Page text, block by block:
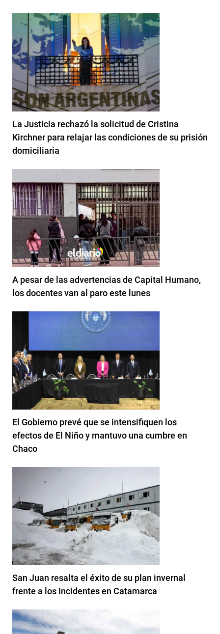
La Justicia rechazó la solicitud de Cristina
Kirchner para relajar las condiciones de su prisión
domiciliaria
A pesar de las advertencias de Capital Humano,
los docentes van al paro este lunes
El Gobierno prevé que se intensifiquen los
efectos de El Niño y mantuvo una cumbre en
Chaco
San Juan resalta el éxito de su plan invernal
frente a los incidentes en Catamarca